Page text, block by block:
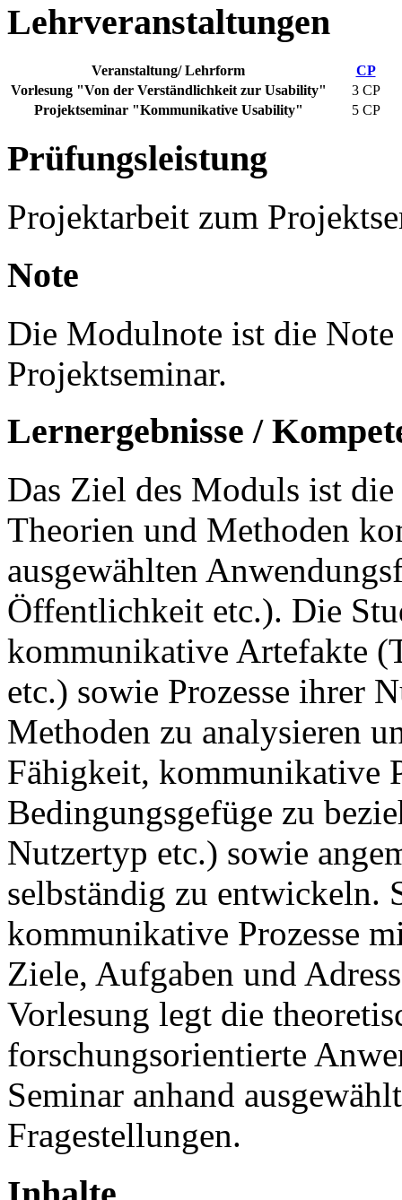
Lehrveranstaltungen
Veranstaltung/ Lehrform
CP
Vorlesung "Von der Verständlichkeit zur Usability"
3 CP
Projektseminar "Kommunikative Usability"
5 CP
Prüfungsleistung
Projektarbeit zum
Note
Die Modulnote ist die
Projektseminar.
Lernergebnisse /
Das Ziel des Moduls ist
Theorien und Methoden
ausgewählten
Öffentlichkeit etc.). Die
kommunikative Artefakte
etc.) sowie Prozesse ihrer
Methoden zu analysieren
Fähigkeit, kommunikative
Bedingungsgefüge zu
Nutzertyp etc.) sowie
selbständig zu entwickeln.
kommunikative Prozesse
Ziele, Aufgaben und
Vorlesung legt die
forschungsorientierte
Seminar anhand
Fragestellungen.